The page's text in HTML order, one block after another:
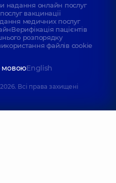
надання онлайн послуг
вакцинації
медичних послуг
Верифікація пацієнтів
розпорядку
файлів cookie
мовоюEnglish
Всі права захищені